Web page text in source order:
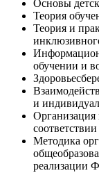
Основы
Теория
Теория и
обучении и
и
Организация
Методика
реализации